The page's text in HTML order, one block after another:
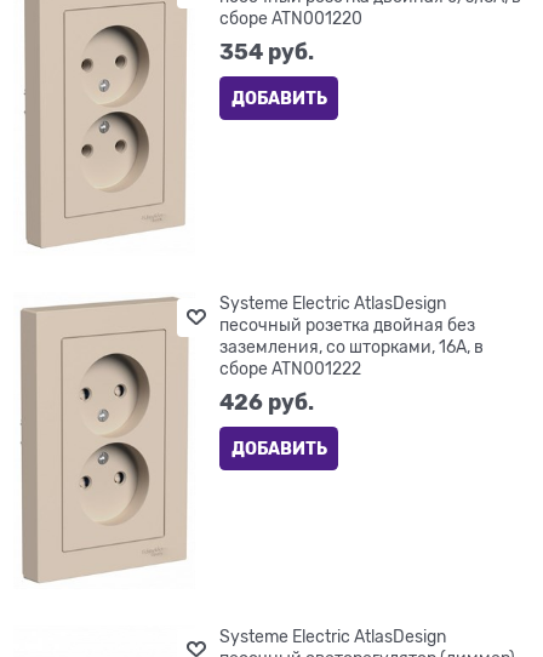
сборе ATN001220
354 руб.
ДОБАВИТЬ
Systeme Electric AtlasDesign
песочный розетка двойная без
заземления, со шторками, 16А, в
сборе ATN001222
426 руб.
ДОБАВИТЬ
Systeme Electric AtlasDesign